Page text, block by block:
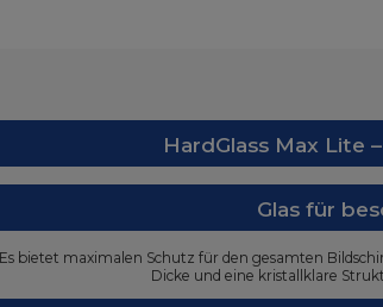
HardGlass Max Lite
Glas für
bietet maximalen Schutz für den gesamten
Dicke und eine kristallklare